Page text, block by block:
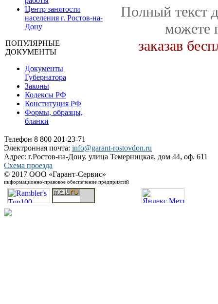
Центр занятости
населения г. Ростов-на-
Дону
ПОПУЛЯРНЫЕ
ДОКУМЕНТЫ
Документы
Губернатора
Законы
Кодексы РФ
Конституция РФ
Формы, образцы,
бланки
Полный текст
можете
заказав
Телефон 8 800 201-23-71
Электронная почта: info@garant-rostovdon.ru
Адрес: г.Ростов-на-Дону, улица Темерницкая, дом 44, оф. 611
Схема проезда
© 2017 ООО «Гарант-Сервис»
информационно-правовое обеспечение предприятий